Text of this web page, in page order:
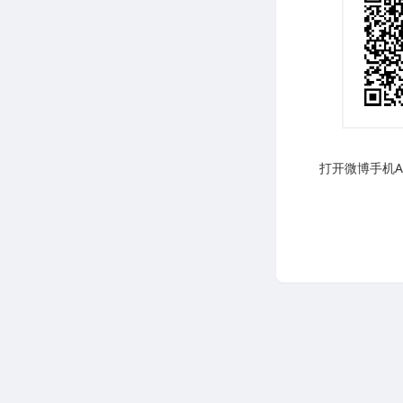
打开微博手机